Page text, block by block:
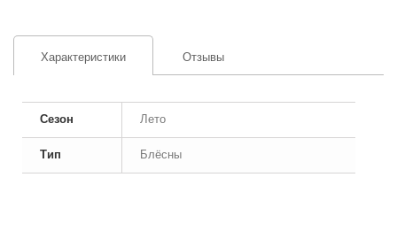
Характеристики Отзывы
Сезон Лето
Тип Блёсны